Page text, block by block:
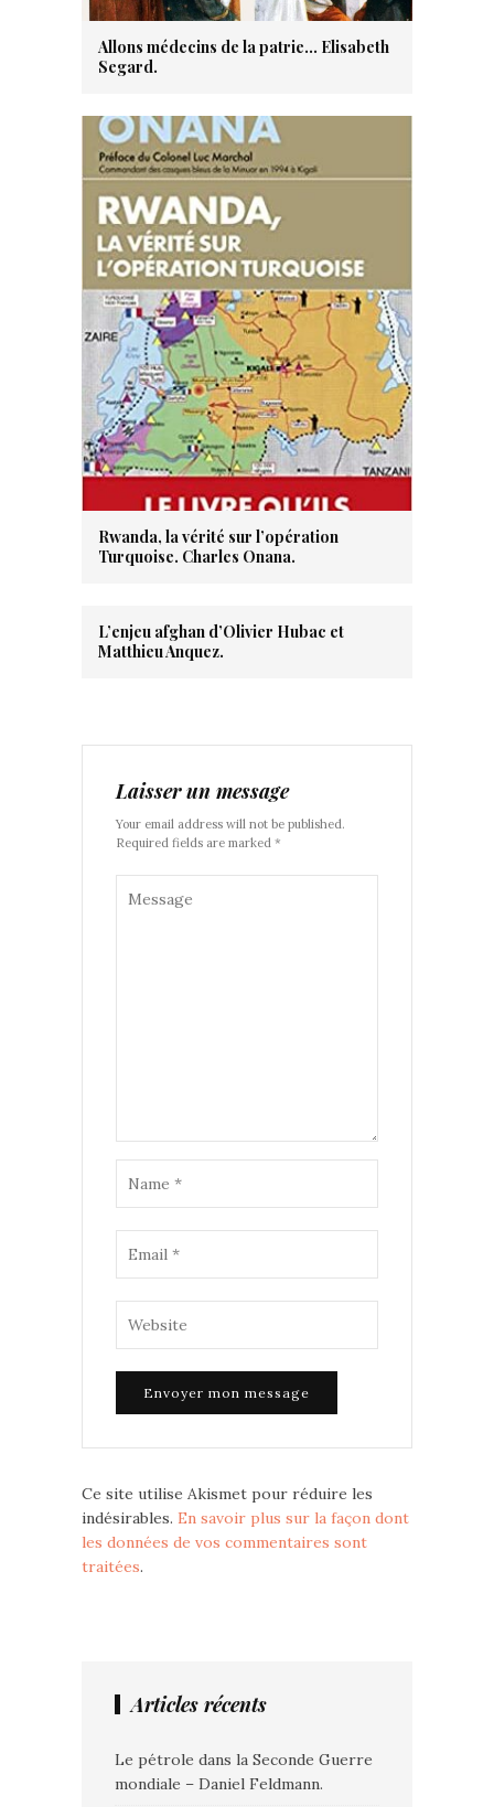
Allons médecins de la patrie… Elisabeth
Segard.
Rwanda, la vérité sur l’opération
Turquoise. Charles Onana.
L’enjeu afghan d’Olivier Hubac et
Matthieu Anquez.
Laisser un message
Your email address will not be published.
Required fields are marked *
Ce site utilise Akismet pour réduire les
indésirables. En savoir plus sur la façon dont
les données de vos commentaires sont
traitées.
Articles récents
Le pétrole dans la Seconde Guerre
mondiale – Daniel Feldmann.